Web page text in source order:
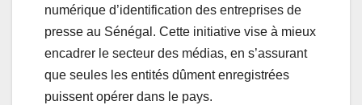
numérique d’identification des entreprises de
presse au Sénégal. Cette initiative vise à mieux
encadrer le secteur des médias, en s’assurant
que seules les entités dûment enregistrées
puissent opérer dans le pays.